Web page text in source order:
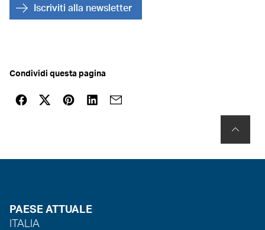
Iscriviti alla newsletter
Condividi questa pagina
PAESE ATTUALE
ITALIA